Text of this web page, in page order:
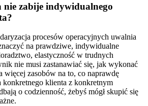
nie zabije indywidualnego
procesów operacyjnych uwalnia
na prawdziwe, indywidualne
elastyczność w trudnych
nie musi zastanawiać się, jak wykonać
więcej zasobów na to, co naprawdę
konkretnego klienta z konkretnym
o codzienność, żebyś mógł skupić się